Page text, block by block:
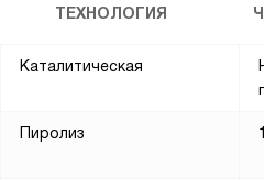
ТЕХНОЛОГИЯ
Каталитическая
Пиролиз